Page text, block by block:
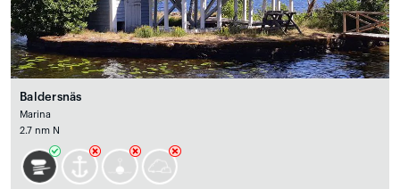
Baldersnäs
Marina
2.7 nm N